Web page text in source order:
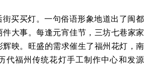
街买买灯。一句俗语形象地道出了闽都
件大事。每逢元宵佳节，三坊七巷家家
辉映。旺盛的需求催生了福州花灯，南
代福州传统花灯手工制作中心和发源